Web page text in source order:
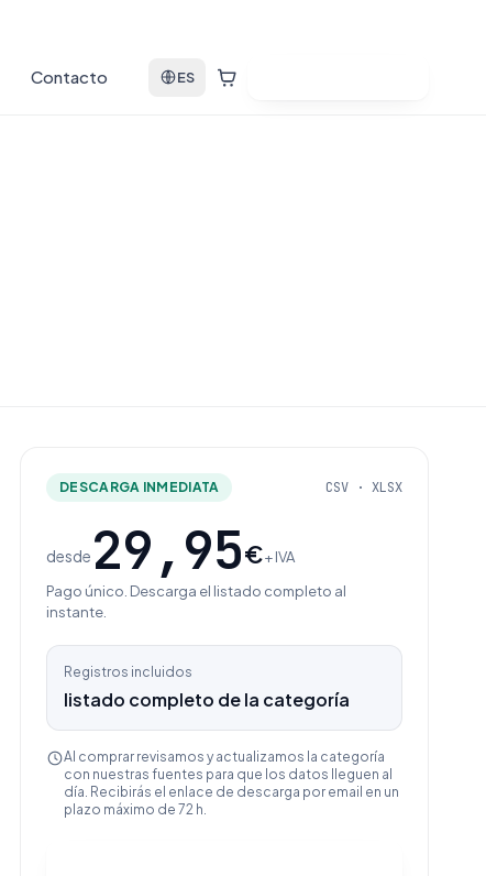
Contacto ES
DESCARGA INMEDIATA CSV · XLSX
desde 29,95€+ IVA
Pago único. Descarga el listado completo al
instante.
Registros incluidos
listado completo de la categoría
Al comprar revisamos y actualizamos la categoría
con nuestras fuentes para que los datos lleguen al
día. Recibirás el enlace de descarga por email en un
plazo máximo de 72 h.